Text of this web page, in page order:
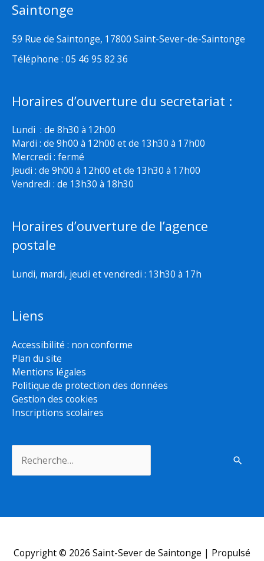
Saintonge
59 Rue de Saintonge, 17800 Saint-Sever-de-Saintonge
Téléphone : 05 46 95 82 36
Horaires d’ouverture du secretariat :
Lundi : de 8h30 à 12h00
Mardi : de 9h00 à 12h00 et de 13h30 à 17h00
Mercredi : fermé
Jeudi : de 9h00 à 12h00 et de 13h30 à 17h00
Vendredi : de 13h30 à 18h30
Horaires d’ouverture de l’agence
postale
Lundi, mardi, jeudi et vendredi : 13h30 à 17h
Liens
Accessibilité : non conforme
Plan du site
Mentions légales
Politique de protection des données
Gestion des cookies
Inscriptions scolaires
Copyright © 2026 Saint-Sever de Saintonge | Propulsé